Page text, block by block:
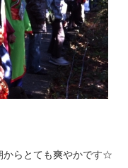
からとても爽やかです☆